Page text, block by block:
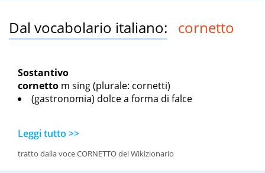
Dal vocabolario italiano: cornetto
Sostantivo
cornetto m sing(plurale: cornetti)
(gastronomia) dolce a forma di falce
Leggi tutto >>
tratto dalla voce CORNETTO del Wikizionario